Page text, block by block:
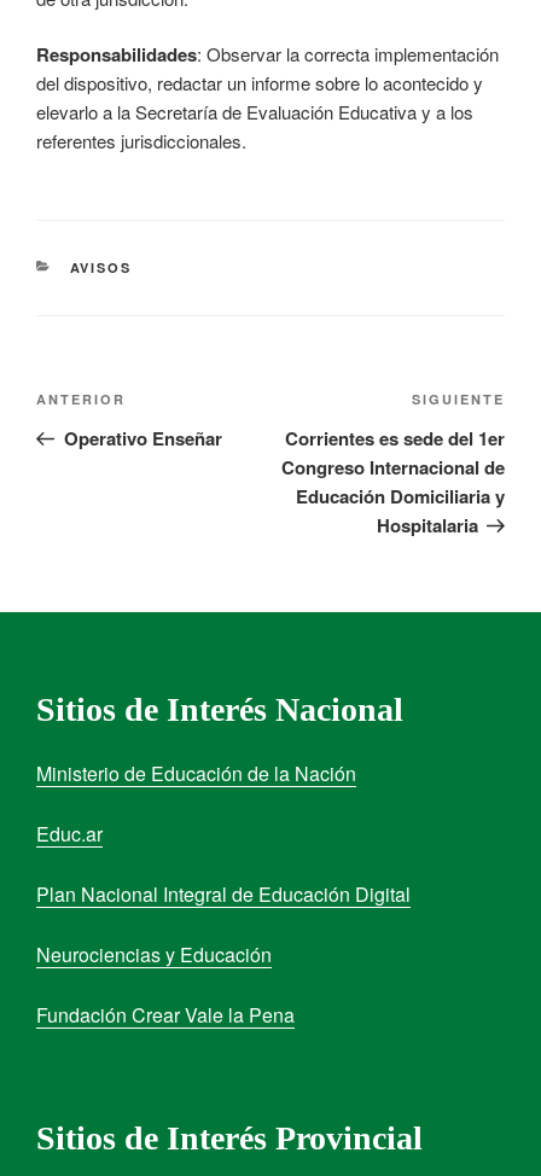
Responsabilidades: Observar la correcta implementación
del dispositivo, redactar un informe sobre lo acontecido y
elevarlo a la Secretaría de Evaluación Educativa y a los
referentes jurisdiccionales.
AVISOS
ANTERIOR
Operativo Enseñar
SIGUIENTE
Corrientes es sede del 1er
Congreso Internacional de
Educación Domiciliaria y
Hospitalaria
Sitios de Interés Nacional
Ministerio de Educación de la Nación
Educ.ar
Plan Nacional Integral de Educación Digital
Neurociencias y Educación
Fundación Crear Vale la Pena
Sitios de Interés Provincial